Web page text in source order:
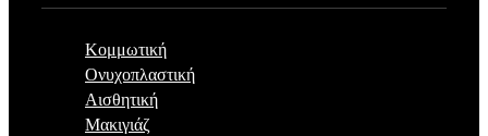
Κομμωτική
Ονυχοπλαστική
Αισθητική
Μακιγιάζ